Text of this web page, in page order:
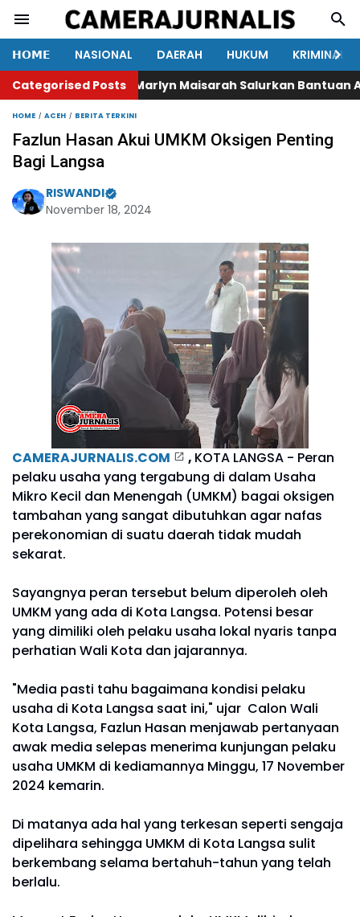
𝗛𝗢𝗠𝗘 NASIONAL DAERAH HUKUM
KRIMINAL
Categorised PostsMarlyn Maisarah Salurkan Bantuan Air
HOME ACEH BERITA TERKINI
Fazlun Hasan Akui UMKM Oksigen Penting
Bagi Langsa
RISWANDI
November 18, 2024
CAMERAJURNALIS.COM , KOTA LANGSA - Peran
pelaku usaha yang tergabung di dalam Usaha
Mikro Kecil dan Menengah (UMKM) bagai oksigen
tambahan yang sangat dibutuhkan agar nafas
perekonomian di suatu daerah tidak mudah
sekarat.
Sayangnya peran tersebut belum diperoleh oleh
UMKM yang ada di Kota Langsa. Potensi besar
yang dimiliki oleh pelaku usaha lokal nyaris tanpa
perhatian Wali Kota dan jajarannya.
"Media pasti tahu bagaimana kondisi pelaku
usaha di Kota Langsa saat ini," ujar Calon Wali
Kota Langsa, Fazlun Hasan menjawab pertanyaan
awak media selepas menerima kunjungan pelaku
usaha UMKM di kediamannya Minggu, 17 November
2024 kemarin.
Di matanya ada hal yang terkesan seperti sengaja
dipelihara sehingga UMKM di Kota Langsa sulit
berkembang selama bertahuh-tahun yang telah
berlalu.